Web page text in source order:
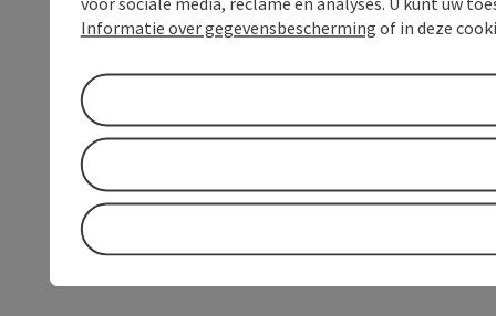
Informatie over gegevensbescherming of in deze